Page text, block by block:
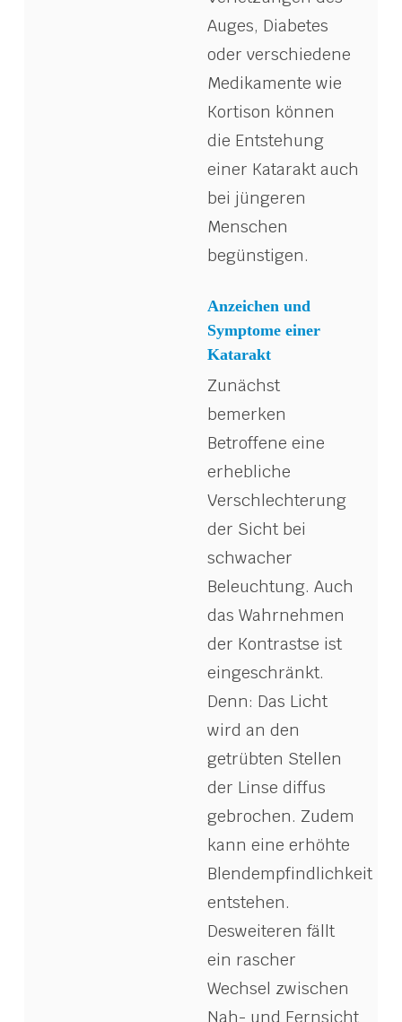
Auges, Diabetes
oder verschiedene
Medikamente wie
Kortison können
die Entstehung
einer Katarakt auch
bei jüngeren
Menschen
begünstigen.
Anzeichen und
Symptome einer
Katarakt
Zunächst
bemerken
Betroffene eine
erhebliche
Verschlechterung
der Sicht bei
schwacher
Beleuchtung. Auch
das Wahrnehmen
der Kontrastse ist
eingeschränkt.
Denn: Das Licht
wird an den
getrübten Stellen
der Linse diffus
gebrochen. Zudem
kann eine erhöhte
Blendempfindlichkeit
entstehen.
Desweiteren fällt
ein rascher
Wechsel zwischen
Nah- und Fernsicht